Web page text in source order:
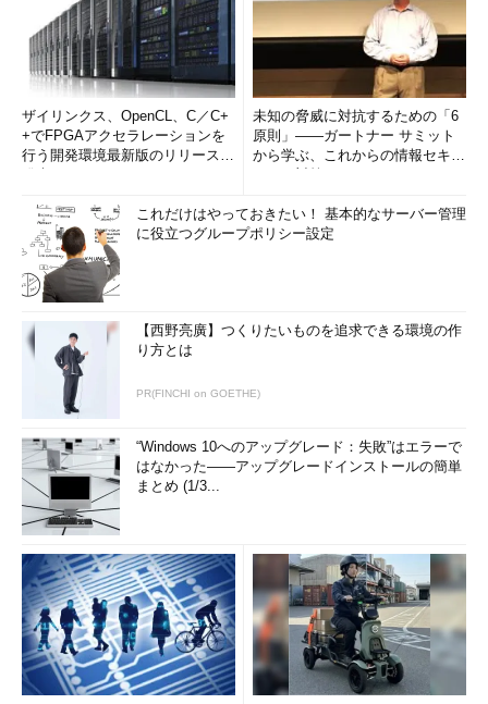
ザイリンクス、OpenCL、C／C+
+でFPGAアクセラレーションを
行う開発環境最新版のリリースを
未知の脅威に対抗するための「6
原則」――ガートナー サミット
から学ぶ、これからの情報セキュ
これだけはやっておきたい！ 基本的なサーバー管理
に役立つグループポリシー設定
【西野亮廣】つくりたいものを追求できる環境の作
り方とは
PR(FINCHI on GOETHE)
“Windows 10へのアップグレード：失敗”はエラーで
はなかった――アップグレードインストールの簡単
まとめ (1/3...